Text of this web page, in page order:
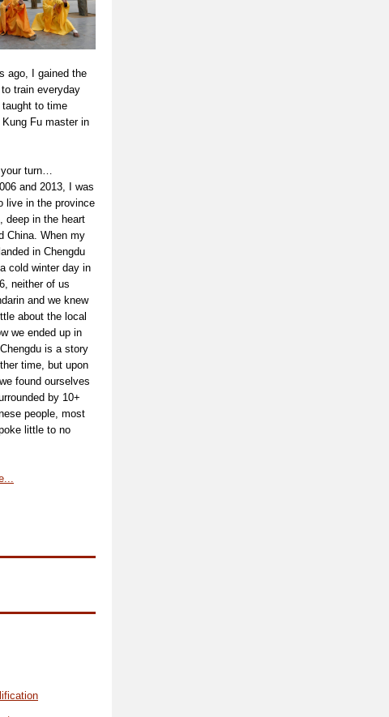
ago, I gained the
train everyday
to time
Fu master in
your turn…
and 2013, I was
live in the province
deep in the heart
China. When my
in Chengdu
cold winter day in
neither of us
and we knew
about the local
we ended up in
is a story
time, but upon
found ourselves
by 10+
people, most
little to no